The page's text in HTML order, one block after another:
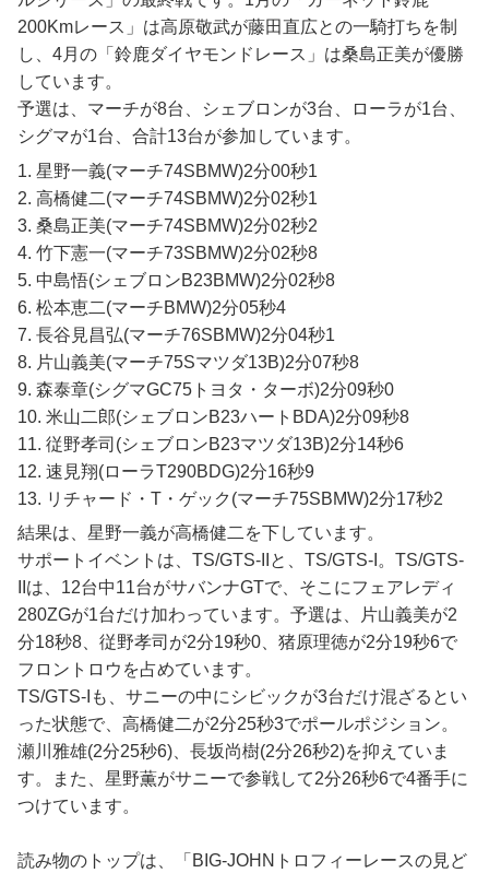
200Kmレース」は高原敬武が藤田直広との一騎打ちを制
し、4月の「鈴鹿ダイヤモンドレース」は桑島正美が優勝
しています。
予選は、マーチが8台、シェブロンが3台、ローラが1台、
シグマが1台、合計13台が参加しています。
1. 星野一義(マーチ74SBMW)2分00秒1
2. 高橋健二(マーチ74SBMW)2分02秒1
3. 桑島正美(マーチ74SBMW)2分02秒2
4. 竹下憲一(マーチ73SBMW)2分02秒8
5. 中島悟(シェブロンB23BMW)2分02秒8
6. 松本恵二(マーチBMW)2分05秒4
7. 長谷見昌弘(マーチ76SBMW)2分04秒1
8. 片山義美(マーチ75Sマツダ13B)2分07秒8
9. 森泰章(シグマGC75トヨタ・ターボ)2分09秒0
10. 米山二郎(シェブロンB23ハートBDA)2分09秒8
11. 従野孝司(シェブロンB23マツダ13B)2分14秒6
12. 速見翔(ローラT290BDG)2分16秒9
13. リチャード・T・ゲック(マーチ75SBMW)2分17秒2
結果は、星野一義が高橋健二を下しています。
サポートイベントは、TS/GTS-IIと、TS/GTS-I。TS/GTS-
IIは、12台中11台がサバンナGTで、そこにフェアレディ
280ZGが1台だけ加わっています。予選は、片山義美が2
分18秒8、従野孝司が2分19秒0、猪原理徳が2分19秒6で
フロントロウを占めています。
TS/GTS-Iも、サニーの中にシビックが3台だけ混ざるとい
った状態で、高橋健二が2分25秒3でポールポジション。
瀬川雅雄(2分25秒6)、長坂尚樹(2分26秒2)を抑えていま
す。また、星野薫がサニーで参戦して2分26秒6で4番手に
つけています。
読み物のトップは、「BIG-JOHNトロフィーレースの見ど